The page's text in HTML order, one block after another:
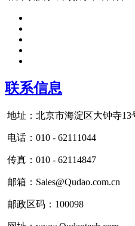
联系信息
地址：北京市海淀区大钟寺13
电话：010 - 62111044
传真：010 - 62114847
邮箱：Sales@Qudao.com.cn
邮政区码：100098